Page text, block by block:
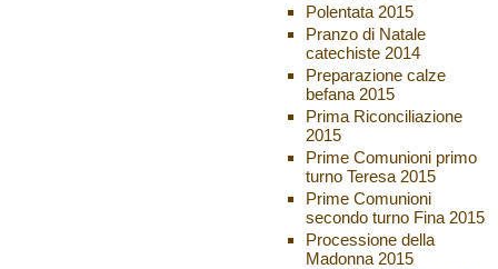
Polentata 2015
Pranzo di Natale
catechiste 2014
Preparazione calze
befana 2015
Prima Riconciliazione
2015
Prime Comunioni primo
turno Teresa 2015
Prime Comunioni
secondo turno Fina 2015
Processione della
Madonna 2015